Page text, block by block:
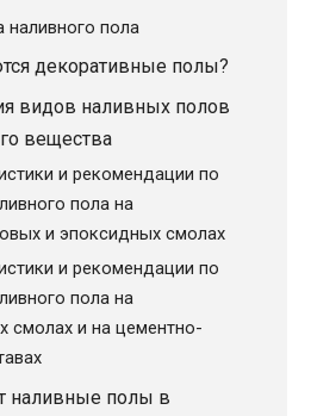
наливного пола
декоративные полы?
видов наливных полов
вещества
и рекомендации по
пола на
и эпоксидных смолах
и рекомендации по
пола на
смолах и на цементно-
наливные полы в